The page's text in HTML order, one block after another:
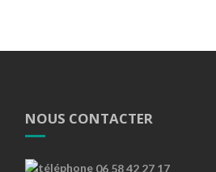
NOUS CONTACTER
06 58 42 27 17